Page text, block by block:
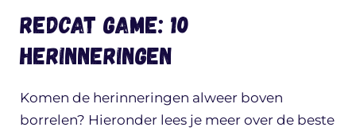
Redcat game: 10
herinneringen
Komen de herinneringen alweer boven
borrelen? Hieronder lees je meer over de beste